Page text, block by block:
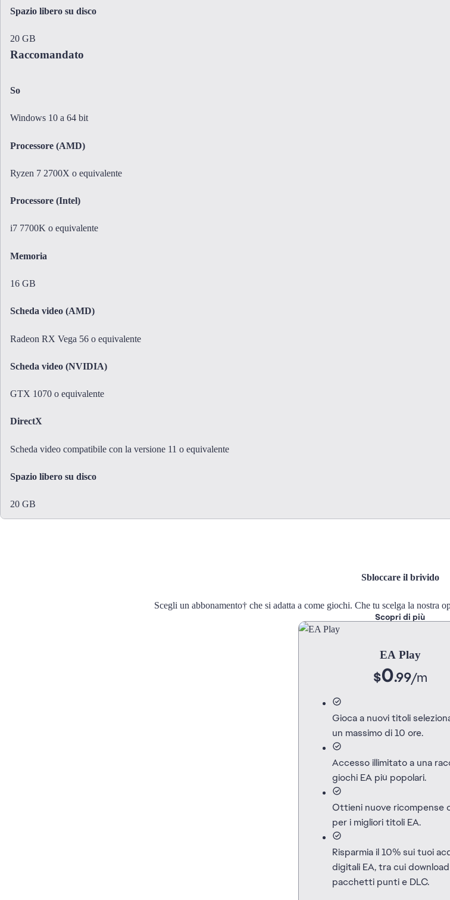
Spazio libero su disco
20 GB
Raccomandato
So
Windows 10 a 64 bit
Processore (AMD)
Ryzen 7 2700X o equivalente
Processore (Intel)
i7 7700K o equivalente
Memoria
16 GB
Scheda video (AMD)
Radeon RX Vega 56 o equivalente
Scheda video (NVIDIA)
GTX 1070 o equivalente
DirectX
Scheda video compatibile con la versione 11 o equivalente
Spazio libero su disco
20 GB
Sbloccare il brivido
Scegli un abbonamento† che si adatta a come giochi. Che tu scelga la nostra
Scopri di più
EA Play
$0.99/m
Gioca a nuovi titoli
un massimo di 10 ore.
Accesso illimitato a una
giochi EA più popolari.
Ottieni nuove ricompense
per i migliori titoli EA.
Risparmia il 10% sui tuoi
digitali EA, tra cui
pacchetti punti e DLC.